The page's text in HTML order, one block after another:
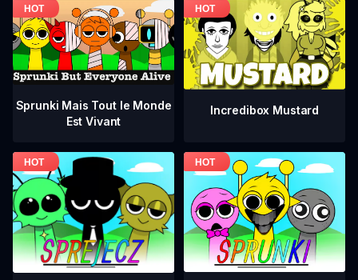
Sprunki Mais Tout le Monde
Est Vivant
Incredibox Mustard